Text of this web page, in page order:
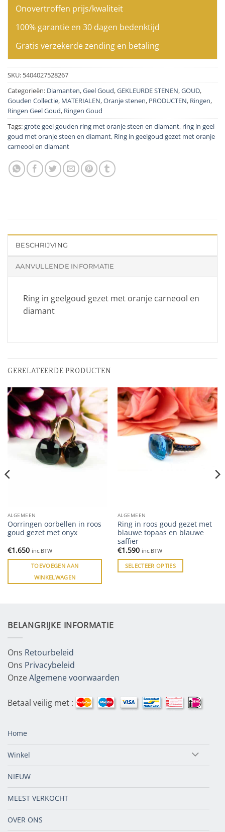
Onovertroffen prijs/kwaliteit
100% garantie en 30 dagen bedenktijd
Gratis verzekerde zending en betaling
SKU: 5404027528267
Categorieën: Diamanten,Geel Goud,GEKLEURDE STENEN,GOUD,
Gouden Collectie, MATERIALEN,Oranje stenen, PRODUCTEN, Ringen,
Ringen Geel Goud, Ringen Goud
Tags:grote geel gouden ring met oranje steen en diamant, ring in geel
goud met oranje steen en diamant, Ring in geelgoud gezet met oranje
carneool en diamant
BESCHRIJVING
AANVULLENDE INFORMATIE
Ring in geelgoud gezet met oranje carneool en
diamant
GERELATEERDE PRODUCTEN
ALGEMEEN
Oorringen oorbellen in roos
goud gezet met onyx
€1.650 inc.BTW
TOEVOEGEN AAN
WINKELWAGEN
ALGEMEEN
Ring in roos goud gezet met
blauwe topaas en blauwe
saffier
€1.590 inc.BTW
SELECTEER OPTIES
BELANGRIJKE INFORMATIE
Ons Retourbeleid
Ons Privacybeleid
OnzeAlgemene voorwaarden
Betaal veilig met :
Home
Winkel
NIEUW
MEEST VERKOCHT
OVER ONS